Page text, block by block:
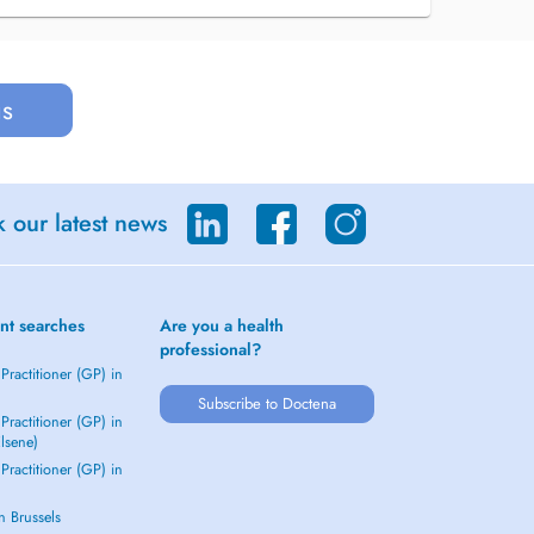
our latest news
searches
(GP) in
(GP) in
(GP) in
Brussels
Are you a health
professional?
Subscribe to Doctena